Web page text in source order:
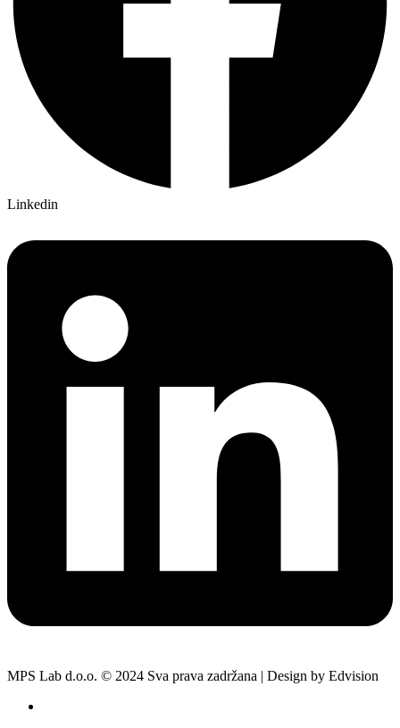
Linkedin
MPS Lab d.o.o. © 2024 Sva prava zadržana | Design by Edvision